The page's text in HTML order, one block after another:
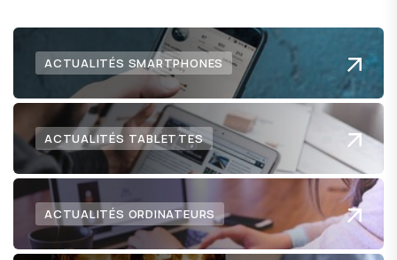
ACTUALITÉS SMARTPHONES
ACTUALITÉS TABLETTES
ACTUALITÉS ORDINATEURS